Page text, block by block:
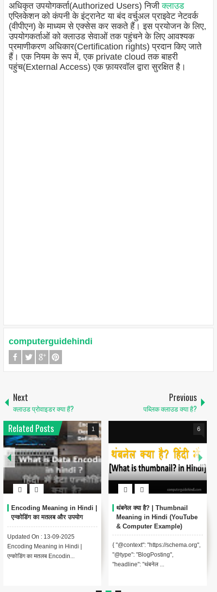
अधिकृत उपयोगकर्ता(Authorized Users) निजीक्लाउड
एप्लिकेशन को कंपनी के इंट्रानेट या बंद वर्चुअल प्राइवेट नेटवर्क
(वीपीएन) के माध्यम से एक्सेस कर सकते हैं। इस प्रयोजन के लिए,
उपयोगकर्ताओं को क्लाउड सेवाओं तक पहुंचने के लिए आवश्यक
प्रमाणीकरण अधिकार(Certification rights) प्रदान किए जाते
हैं। एक नियम के रूप में, एक private cloud तक बाहरी
पहुंच(External Access) एक फ़ायरवॉल द्वारा सुरक्षित है।
computerguidehindi
Next
क्लाउड प्रोवाइडर क्या हैं?
Previous
पब्लिक क्लाउड क्या है?
Related Posts 1
Encoding Meaning in Hindi |
एन्कोडिंग का मतलब और उपयोग
Updated On : 13-09-2025
Encoding Meaning in Hindi |
एन्कोडिंग का मतलब Encodin...
6
थंबनेल क्या है? | Thumbnail
Meaning in Hindi (YouTube
& Computer Example)
{ "@context": "https://schema.org",
"@type": "BlogPosting",
"headline": "थंबनेल ...